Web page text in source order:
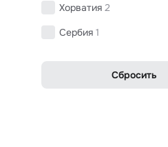
Хорватия 2
Сербия 1
Сбросить